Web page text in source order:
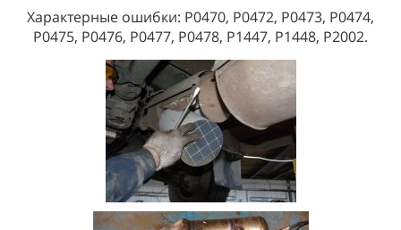
Характерные ошибки: Р0470, Р0472, Р0473, Р0474,
Р0475, Р0476, Р0477, Р0478, Р1447, Р1448, Р2002.